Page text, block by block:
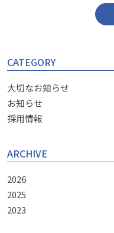
CATEGORY
大切なお知らせ
お知らせ
採用情報
ARCHIVE
2026
2025
2023